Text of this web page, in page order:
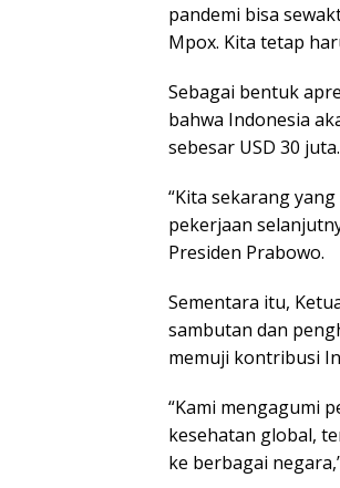
pandemi bisa
Mpox. Kita tetap
Sebagai bentuk
bahwa Indonesia
sebesar USD 30 juta.
“Kita sekarang
pekerjaan
Presiden Prabowo.
Sementara itu,
sambutan dan
memuji kontribusi
“Kami mengagumi
kesehatan global,
ke berbagai